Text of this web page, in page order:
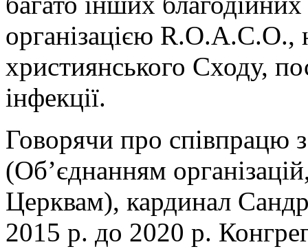
організацією R.O.A.C.O.,
християнського Сходу,
інфекції.
Говорячи про співпрацю
(Об’єднанням
Церквам), кардинал
2015 р. до 2020 р.